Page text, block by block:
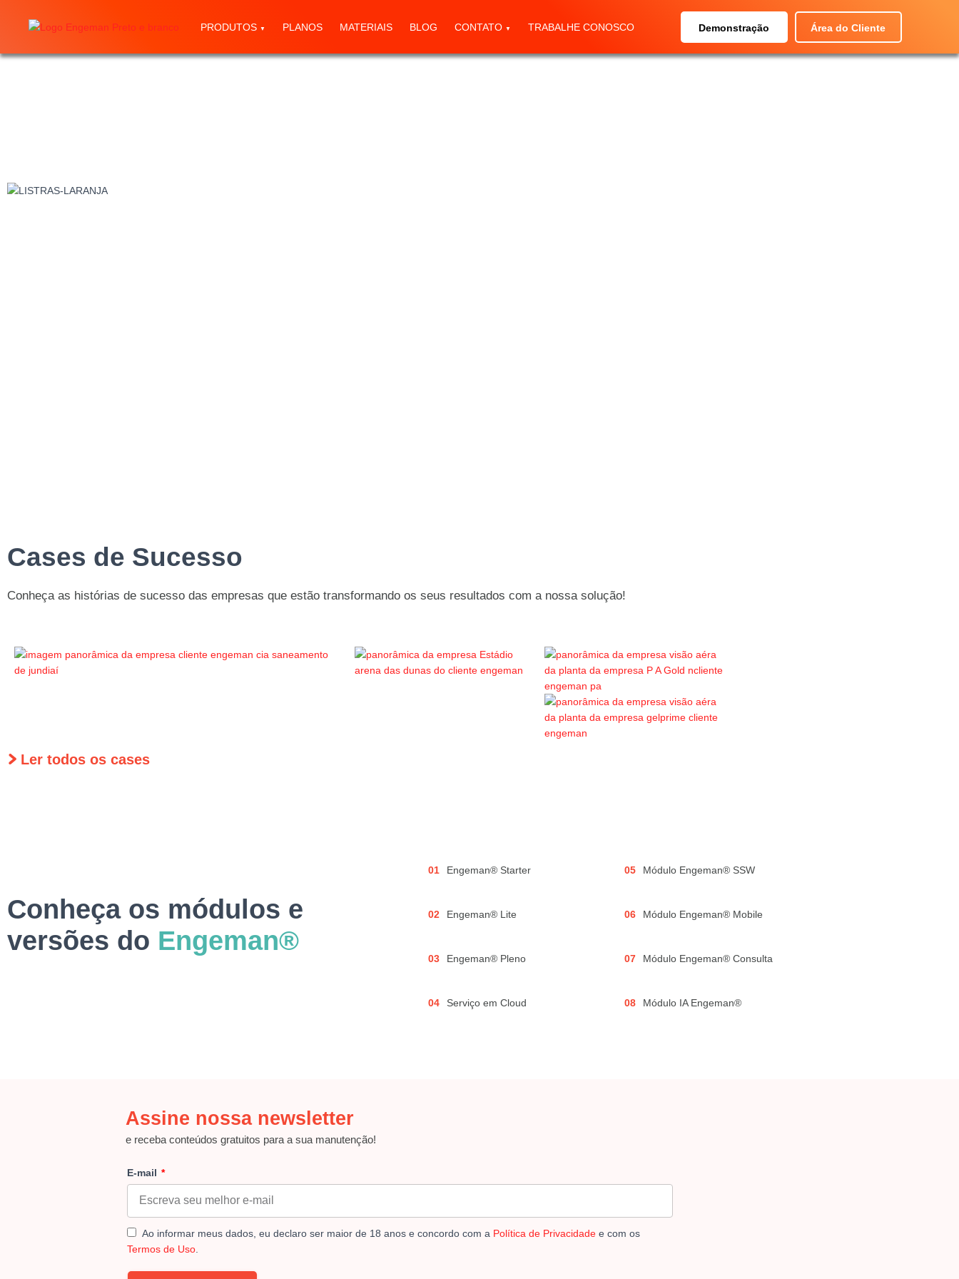
PRODUTOS PLANOS MATERIAIS BLOG CONTATO TRABALHE CONOSCO Demonstração Área do Cliente
Cases de Sucesso
Conheça as histórias de sucesso das empresas que estão transformando os seus resultados com a nossa solução!
Ler todos os cases
Conheça os módulos e
versões do Engeman®
01 Engeman® Starter
02 Engeman® Lite
03 Engeman® Pleno
04 Serviço em Cloud
05 Módulo Engeman® SSW
06 Módulo Engeman® Mobile
07 Módulo Engeman® Consulta
08 Módulo IA Engeman®
Assine nossa newsletter
e receba conteúdos gratuitos para a sua manutenção!
E-mail
Ao informar meus dados, eu declaro ser maior de 18 anos e concordo com a Política de Privacidadee com os
Termos de Uso.